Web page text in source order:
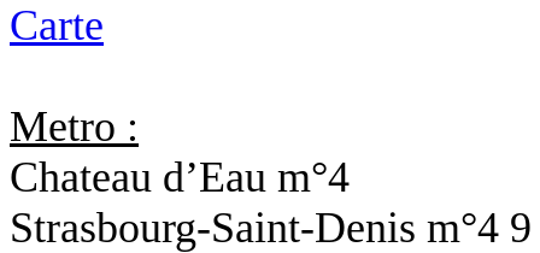
Carte
Metro :
Chateau d’Eau m°4
Strasbourg-Saint-Denis m°4